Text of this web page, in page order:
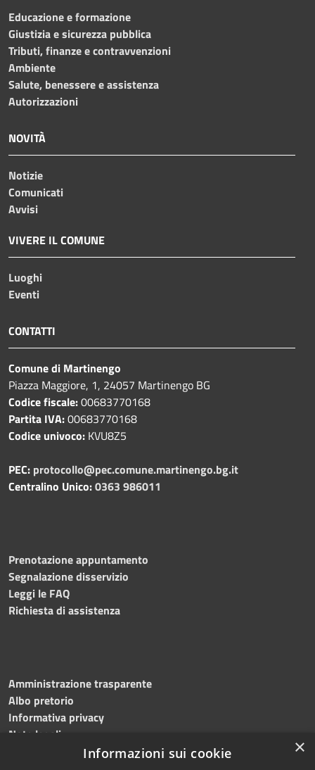
Educazione e formazione
Giustizia e sicurezza pubblica
Tributi, finanze e contravvenzioni
Ambiente
Salute, benessere e assistenza
Autorizzazioni
NOVITÀ
Notizie
Comunicati
Avvisi
VIVERE IL COMUNE
Luoghi
Eventi
CONTATTI
Comune di Martinengo
Piazza Maggiore, 1, 24057 Martinengo BG
Codice fiscale:00683770168
Partita IVA:00683770168
Codice univoco: KVU8Z5
PEC: protocollo@pec.comune.martinengo.bg.it
Centralino Unico:0363 986011
Prenotazione appuntamento
Segnalazione disservizio
Leggi le FAQ
Richiesta di assistenza
Amministrazione trasparente
Albo pretorio
Informativa privacy
Note legali
Dichiarazione di accessibilità
×
Informazioni sui cookie